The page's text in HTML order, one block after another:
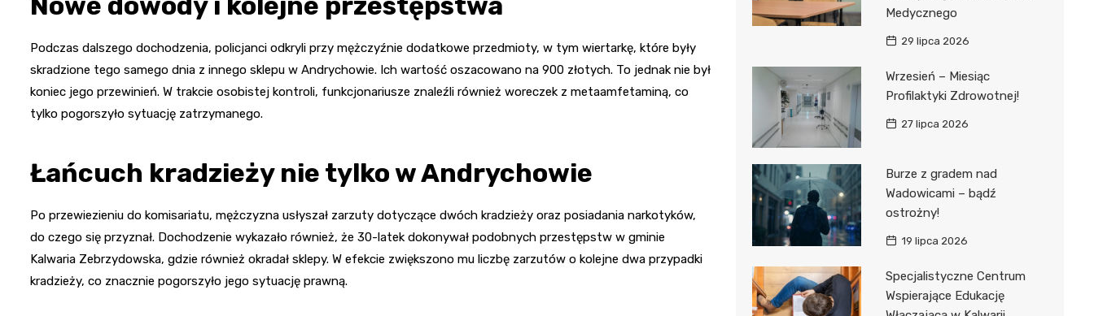
Podczas dalszego dochodzenia, policjanci odkryli przy mężczyźnie dodatkowe przedmioty, w tym wiertarkę, które były
skradzione tego samego dnia z innego sklepu w Andrychowie. Ich wartość oszacowano na 900 złotych. To jednak nie był
koniec jego przewinień. W trakcie osobistej kontroli, funkcjonariusze znaleźli również woreczek z metaamfetaminą, co
tylko pogorszyło sytuację zatrzymanego.
Łańcuch kradzieży nie tylko w Andrychowie
Po przewiezieniu do komisariatu, mężczyzna usłyszał zarzuty dotyczące dwóch kradzieży oraz posiadania narkotyków,
do czego się przyznał. Dochodzenie wykazało również, że 30-latek dokonywał podobnych przestępstw w gminie
Kalwaria Zebrzydowska, gdzie również okradał sklepy. W efekcie zwiększono mu liczbę zarzutów o kolejne dwa przypadki
kradzieży, co znacznie pogorszyło jego sytuację prawną.
Medycznego
29 lipca 2026
Wrzesień – Miesiąc
Profilaktyki Zdrowotnej!
27 lipca 2026
Burze z gradem nad
Wadowicami – bądź
ostrożny!
19 lipca 2026
Specjalistyczne Centrum
Wspierające Edukację